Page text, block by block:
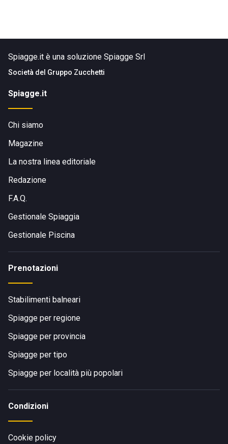
Spiagge.it è una soluzione Spiagge Srl
Società del Gruppo Zucchetti
Spiagge.it
Chi siamo
Magazine
La nostra linea editoriale
Redazione
F.A.Q.
Gestionale Spiaggia
Gestionale Piscina
Prenotazioni
Stabilimenti balneari
Spiagge per regione
Spiagge per provincia
Spiagge per tipo
Spiagge per località più popolari
Condizioni
Cookie policy